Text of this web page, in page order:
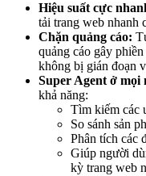
Hiệu suất cực
tải trang web nhanh
Chặn quảng cáo:
quảng cáo gây
không bị gián đoạn
Super Agent ở mọi
khả năng:
Tìm kiếm các
So sánh sản
Phân tích các
Giúp người
kỳ trang web